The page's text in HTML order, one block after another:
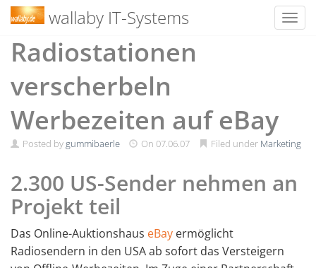
Skip
wallaby IT-Systems
Radiostationen
verscherbeln
Werbezeiten auf eBay
Posted bygummibaerle On 07.06.07 Filed under Marketing
2.300 US-Sender nehmen an
Projekt teil
Das Online-Auktionshaus eBay ermöglicht
Radiosendern in den USA ab sofort das Versteigern